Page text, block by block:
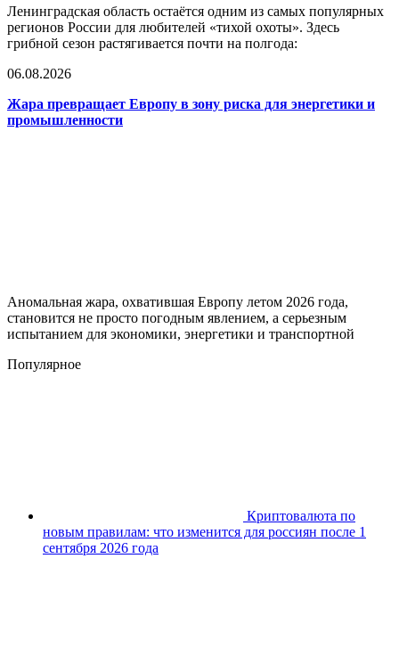
Ленинградская область остаётся одним из самых популярных
регионов России для любителей «тихой охоты». Здесь
грибной сезон растягивается почти на полгода:
06.08.2026
Жара превращает Европу в зону риска для энергетики и
промышленности
Аномальная жара, охватившая Европу летом 2026 года,
становится не просто погодным явлением, а серьезным
испытанием для экономики, энергетики и транспортной
Популярное
Криптовалюта по
новым правилам: что изменится для россиян после 1
сентября 2026 года